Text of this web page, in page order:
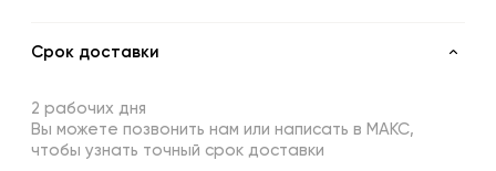
Срок доставки
2 рабочих дня
Вы можете позвонить нам или написать в МАКС,
чтобы узнать точный срок доставки